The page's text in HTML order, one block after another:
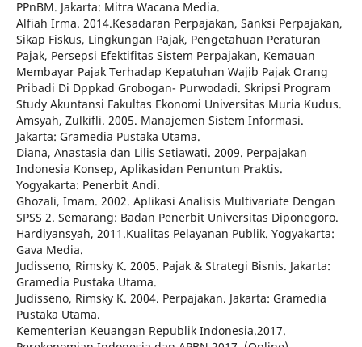
PPnBM. Jakarta: Mitra Wacana Media.
Alfiah Irma. 2014.Kesadaran Perpajakan, Sanksi Perpajakan,
Sikap Fiskus, Lingkungan Pajak, Pengetahuan Peraturan
Pajak, Persepsi Efektifitas Sistem Perpajakan, Kemauan
Membayar Pajak Terhadap Kepatuhan Wajib Pajak Orang
Pribadi Di Dppkad Grobogan- Purwodadi. Skripsi Program
Study Akuntansi Fakultas Ekonomi Universitas Muria Kudus.
Amsyah, Zulkifli. 2005. Manajemen Sistem Informasi.
Jakarta: Gramedia Pustaka Utama.
Diana, Anastasia dan Lilis Setiawati. 2009. Perpajakan
Indonesia Konsep, Aplikasidan Penuntun Praktis.
Yogyakarta: Penerbit Andi.
Ghozali, Imam. 2002. Aplikasi Analisis Multivariate Dengan
SPSS 2. Semarang: Badan Penerbit Universitas Diponegoro.
Hardiyansyah, 2011.Kualitas Pelayanan Publik. Yogyakarta:
Gava Media.
Judisseno, Rimsky K. 2005. Pajak & Strategi Bisnis. Jakarta:
Gramedia Pustaka Utama.
Judisseno, Rimsky K. 2004. Perpajakan. Jakarta: Gramedia
Pustaka Utama.
Kementerian Keuangan Republik Indonesia.2017.